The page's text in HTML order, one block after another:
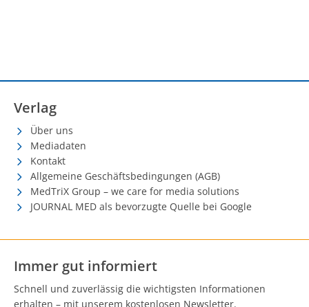
Verlag
Über uns
Mediadaten
Kontakt
Allgemeine Geschäftsbedingungen (AGB)
MedTriX Group – we care for media solutions
JOURNAL MED als bevorzugte Quelle bei Google
Immer gut informiert
Schnell und zuverlässig die wichtigsten Informationen
erhalten – mit unserem kostenlosen Newsletter.